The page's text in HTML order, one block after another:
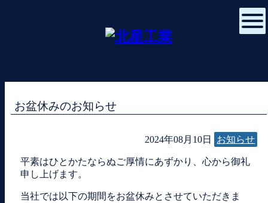
お盆休みのお知らせ
2024年08月10日 お知らせ
平素はひとかたならぬご厚情にあずかり、心から御礼
申し上げます。
当社では以下の期間をお盆休みとさせていただきま